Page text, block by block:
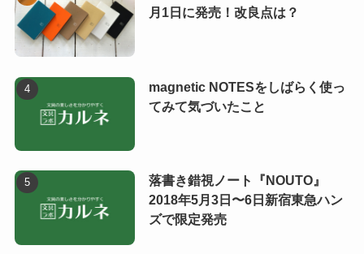
月1日に発売！改良点は？
magnetic NOTESをしばらく使っ
てみて気づいたこと
落書き錯視ノート『NOUTO』
2018年5月3日〜6日新宿東急ハン
ズで限定発売